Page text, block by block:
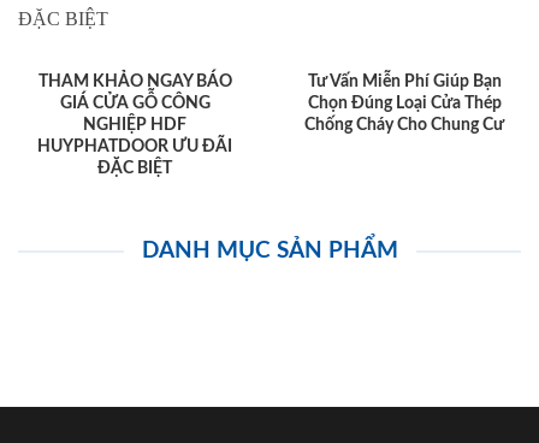
THAM KHẢO NGAY BÁO
GIÁ CỬA GỖ CÔNG
NGHIỆP HDF
HUYPHATDOOR ƯU ĐÃI
ĐẶC BIỆT
Tư Vấn Miễn Phí Giúp Bạn
Chọn Đúng Loại Cửa Thép
Chống Cháy Cho Chung Cư
DANH MỤC SẢN PHẨM